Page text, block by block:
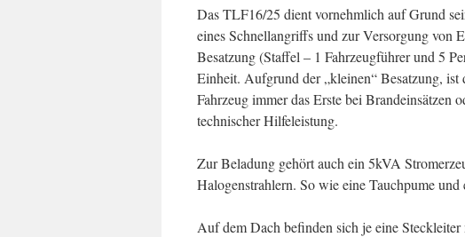
Das TLF16/25 dient vornehmlich auf Grund
eines Schnellangriffs und zur Versorgung von
Besatzung (Staffel – 1 Fahrzeugführer und 5
Einheit. Aufgrund der „kleinen“ Besatzung, ist
Fahrzeug immer das Erste bei
technischer Hilfeleistung.
Zur Beladung gehört auch ein 5kVA
Halogenstrahlern. So wie eine Tauchpume
Auf dem Dach befinden sich je eine